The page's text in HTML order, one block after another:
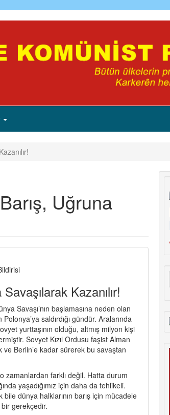
Uğruna
Kazanılır!
Savaşı’nın başlamasına neden olan
Polonya’ya saldırdığı gündür. Aralarında
yurttaşının olduğu, altmış milyon kişi
Sovyet Kızıl Ordusu faşist Alman
ve Berlin’e kadar sürerek bu savaştan
zamanlardan farklı değil. Hatta durum
yaşadığımız için daha da tehlikeli.
dünya halklarının barış için mücadele
gerekçedir.